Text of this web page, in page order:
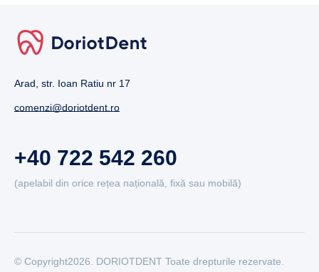
Arad, str. Ioan Ratiu nr 17
comenzi@doriotdent.ro
+40 722 542 260
(apelabil din orice rețea națională, fixă sau mobilă)
© Copyright2026. DORIOTDENT Toate drepturile rezervate.